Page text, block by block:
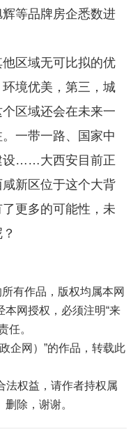
等品牌房企悉数进
区域无可比拟的优
境优美，第三，城
区域还会在未来一
一带一路、国家中
设……大西安目前正
新区位于这个大背
更多的可能性，未
有作品，版权均属本网
网授权，必须注明“来
任。
企网）”的作品，转载此
法权益，请作者持权属
除，谢谢。